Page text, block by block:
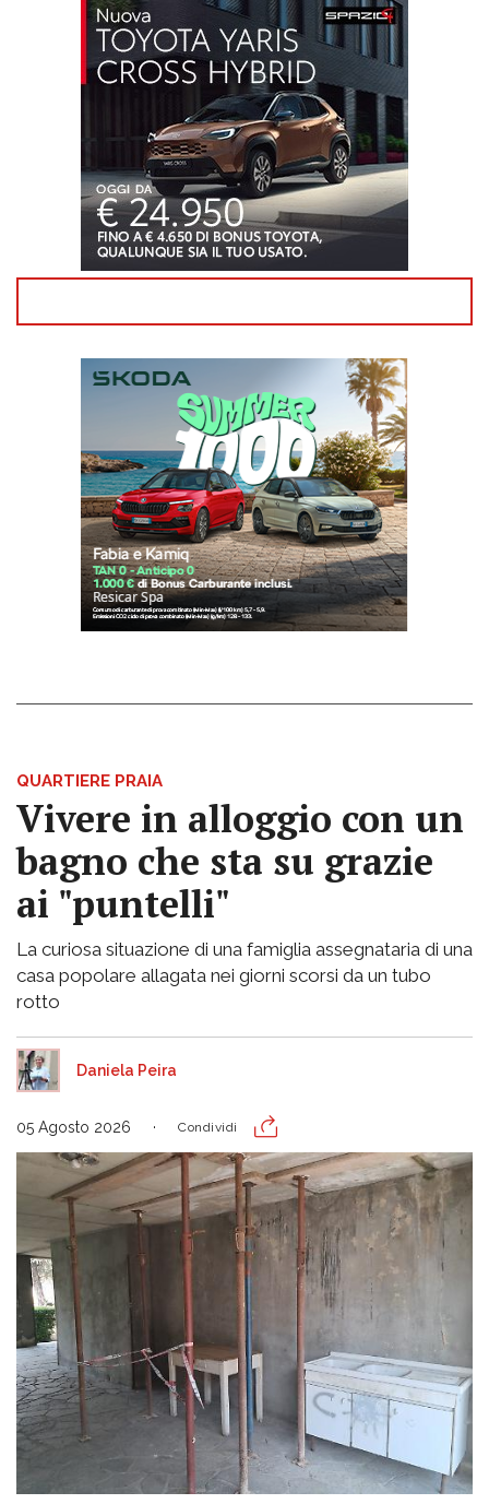
QUARTIERE PRAIA
Vivere in alloggio con un
bagno che sta su grazie
ai "puntelli"
La curiosa situazione di una famiglia assegnataria di una
casa popolare allagata nei giorni scorsi da un tubo
rotto
Daniela Peira
05 Agosto 2026 Condividi